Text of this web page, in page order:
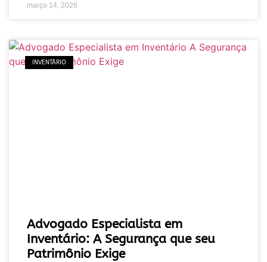
março 14, 2026
INVENTÁRIO
Advogado Especialista em
Inventário: A Segurança que seu
Patrimônio Exige